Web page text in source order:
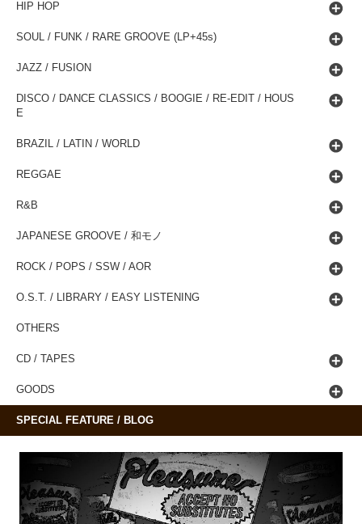
HIP HOP
SOUL / FUNK / RARE GROOVE (LP+45s)
JAZZ / FUSION
DISCO / DANCE CLASSICS / BOOGIE / RE-EDIT / HOUS
E
BRAZIL / LATIN / WORLD
REGGAE
R&B
JAPANESE GROOVE / 和モノ
ROCK / POPS / SSW / AOR
O.S.T. / LIBRARY / EASY LISTENING
OTHERS
CD / TAPES
GOODS
SPECIAL FEATURE / BLOG